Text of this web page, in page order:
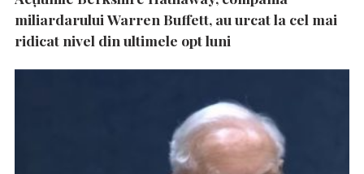
miliardarului Warren Buffett, au urcat la cel mai
ridicat nivel din ultimele opt luni